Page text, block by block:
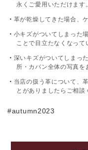
永くご愛用いただけます。
革が乾燥してきた場合、
小キズがついてしまった
ことで目立たなくなって
深いキズがついてしまっ
所・カバン全体の写真を
当店の扱う革について、
とがありましたらご相談
#autumn2023